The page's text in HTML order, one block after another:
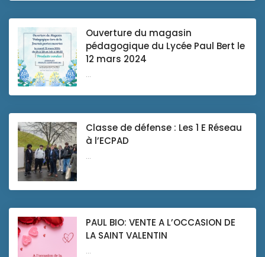
Ouverture du magasin
pédagogique du Lycée Paul Bert le
12 mars 2024
...
Classe de défense : Les 1 E Réseau
à l’ECPAD
...
PAUL BIO: VENTE A L’OCCASION DE
LA SAINT VALENTIN
...